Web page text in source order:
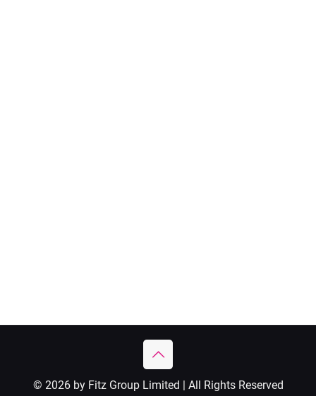
© 2026 by Fitz Group Limited | All Rights Reserved